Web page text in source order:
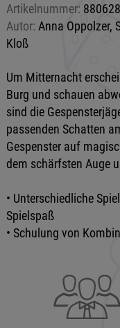
Artikelnummer: 880628
Autor: Anna Oppolzer,
Kloß
Um Mitternacht
Burg und schauen
sind die
passenden Schatten
Gespenster auf
dem schärfsten Auge
• Unterschiedliche
Spielspaß
• Schulung von